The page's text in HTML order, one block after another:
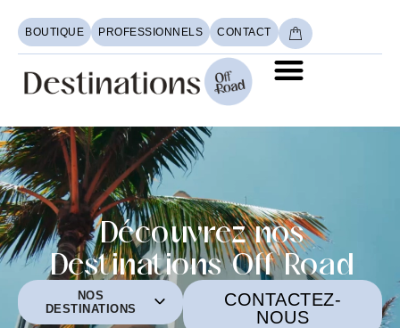
BOUTIQUE PROFESSIONNELS CONTACT
Découvrez nos
Destinations Off Road
NOS
DESTINATIONS
CONTACTEZ-
NOUS